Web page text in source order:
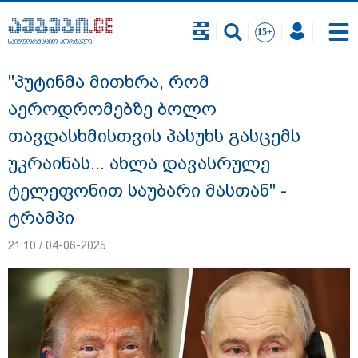
საინფორმაციო პორტალი
"ნატა ვიბლიანის საქმეზე საზოგადოება
უახლოეს დღეებში გაიგებს სიახლეს,
დაიდება პირველი მნიშვნელოვანი
შედეგი და ოფიციალურად ცნობენ
საინფორმაციო პორტალი
"პუტინმა მითხრა, რომ
აეროდრომებზე ბოლო
თავდასხმისთვის პასუხს გასცემს
უკრაინას... ახლა დავასრულე
ტელეფონით საუბარი მასთან" -
ტრამპი
21:10 / 04-06-2025